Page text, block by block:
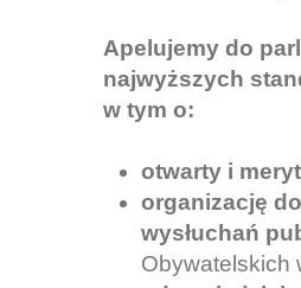
Apelujemy do
najwyższych
w tym o:
otwarty i
organizację
wysłuchań
Obywatelskich